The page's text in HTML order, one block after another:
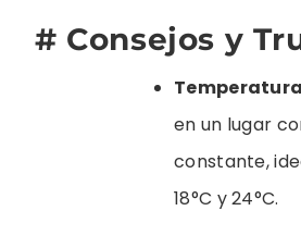
# Consejos y
en un lugar
constante,
18°C y 24°C.